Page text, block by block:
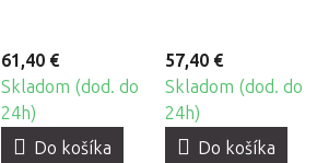
61,40 €
Skladom (dod. do
24h)
Do košíka
57,40 €
Skladom (dod. do
24h)
Do košíka